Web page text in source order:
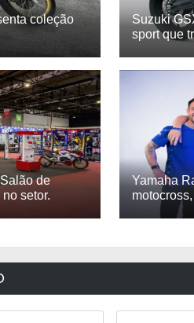
coleção
Suzuki
sport que
de
setor.
Yamaha